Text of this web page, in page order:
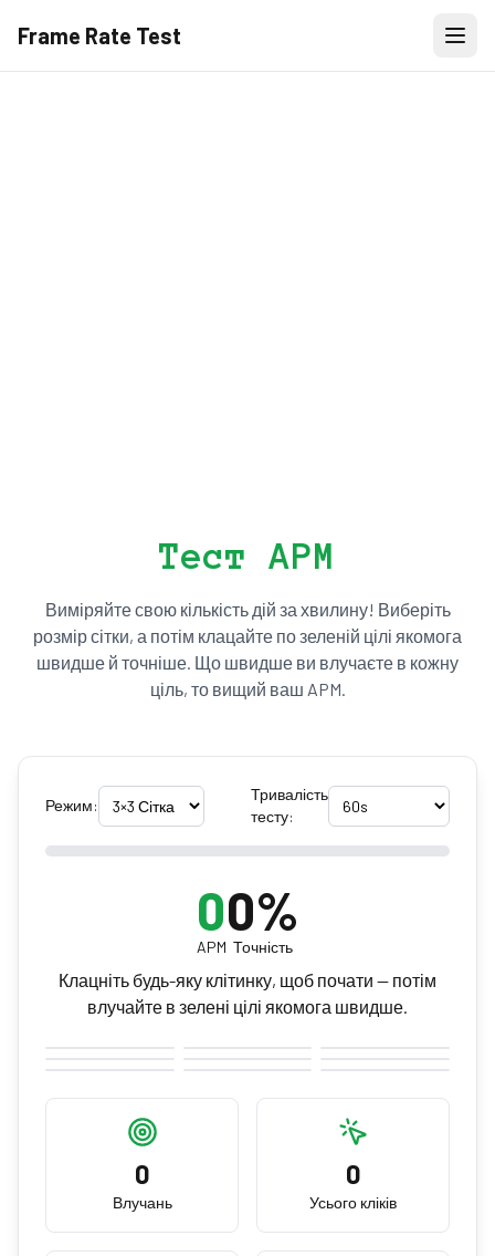
Frame Rate Test
Тест APM
Виміряйте свою кількість дій за хвилину! Виберіть
розмір сітки, а потім клацайте по зеленій цілі якомога
швидше й точніше. Що швидше ви влучаєте в кожну
ціль, то вищий ваш APM.
Режим:
Тривалість
тесту:
0
APM
0%
Точність
Клацніть будь-яку клітинку, щоб почати — потім
влучайте в зелені цілі якомога швидше.
0
Влучань
0
Усього кліків